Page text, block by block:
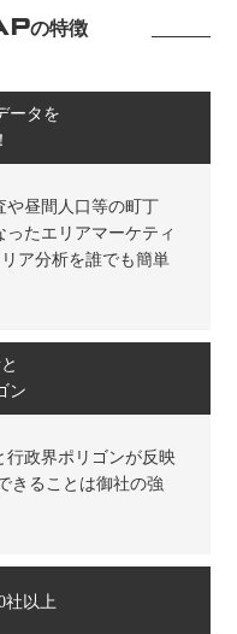
の特徴
ータを
や昼間人口等の町丁
たエリアマーケティ
ア分析を誰でも簡単
ン
行政界ポリゴンが反映
きることは御社の強
社以上